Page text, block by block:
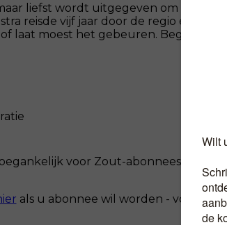
liefst wordt uitgegeven om van de
reisde vijf jaar door de regio en
laat moest het gebeuren. Begin
voor Zout-abonnees.
als u abonnee wil worden - voor